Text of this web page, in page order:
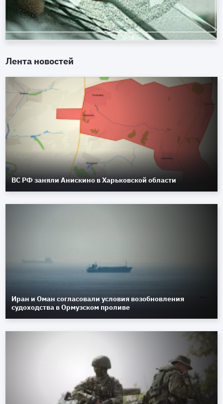
Лента новостей
ВС РФ заняли Анискино в Харьковской области
Иран и Оман согласовали условия возобновления
судоходства в Ормузском проливе